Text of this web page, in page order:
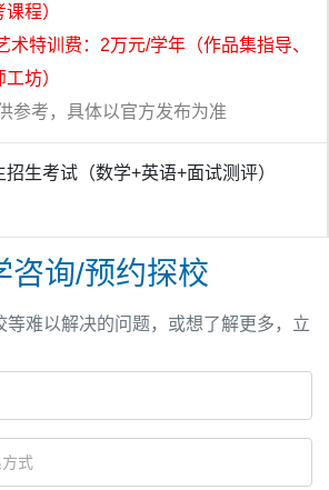
课程）
术特训费：2万元/学年（作品集指导、
工坊）
参考，具体以官方发布为准
招生考试（数学+英语+面试测评）
咨询/预约探校
等难以解决的问题，或想了解更多，立